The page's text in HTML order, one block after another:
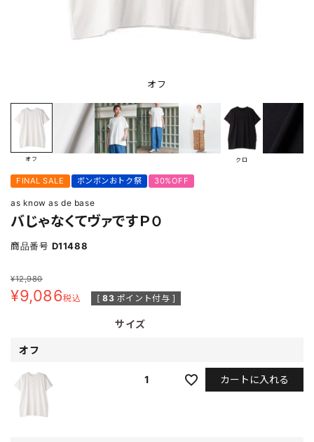
オフ
オフ クロ
FINAL SALE ボンボンおトク祭 30%OFF
as know as de base
バじゃなくてヴァですＰＯ
商品番号 D11488
¥12,980
¥9,086税込 [ 83 ポイント付与 ]
サイズ
オフ
1 カートに入れる